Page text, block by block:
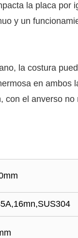
la placa por
y un
la costura
en
con el anverso